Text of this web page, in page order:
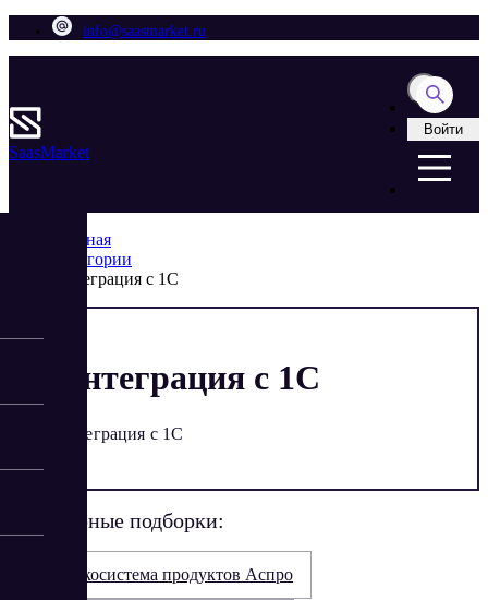
info@saasmarket.ru
SaasMarket
Войти
Главная
Категории
Интеграция с 1С
Интеграция с 1С
Интеграция с 1С
Популярные подборки:
Экосистема продуктов Аспро